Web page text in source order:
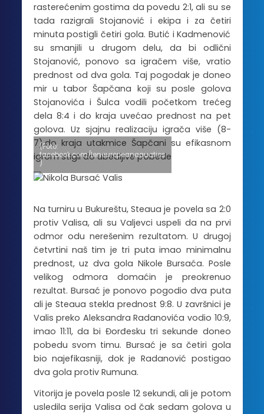
rasterećenim gostima da povedu 2:1, ali su se
tada razigrali Stojanović i ekipa i za četiri
minuta postigli četiri gola. Butić i Kadmenović
su smanjili u drugom delu, da bi odlični
Stojanović, ponovo sa igračem više, vratio
prednost od dva gola. Taj pogodak je doneo
mir u tabor Šapčana koji su posle golova
Stojanovića i Šulca vodili početkom trećeg
dela 8:4 i do kraja uvećao prednost na pet
golova. Uz sjajnu realizaciju igrača više (8-
7),do kraja utakmice Šapčani su efikasnom
igrom stigli do ubedljive pobede
(Foto:
facebook.com/leneuropeanaquatics
)
Na turniru u Bukureštu, Steaua je povela sa 2:0
protiv Valisa, ali su Valjevci uspeli da na prvi
odmor odu nerešenim rezultatom. U drugoj
četvrtini naš tim je tri puta imao minimalnu
prednost, uz dva gola Nikole Bursaća. Posle
velikog odmora domaćin je preokrenuo
rezultat. Bursać je ponovo pogodio dva puta
ali je Steaua stekla prednost 9:8. U završnici je
Valis preko Aleksandra Radanovića vodio 10:9,
imao 11:11, da bi Đorđesku tri sekunde doneo
pobedu svom timu. Bursać je sa četiri gola
bio najefikasniji, dok je Radanović postigao
dva gola protiv Rumuna.
Vitorija je povela posle 12 sekundi, ali je potom
usledila serija Valisa od čak sedam golova u